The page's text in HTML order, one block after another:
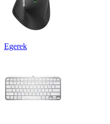
Egerek